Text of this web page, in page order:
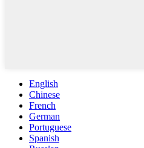
English
Chinese
French
German
Portuguese
Spanish